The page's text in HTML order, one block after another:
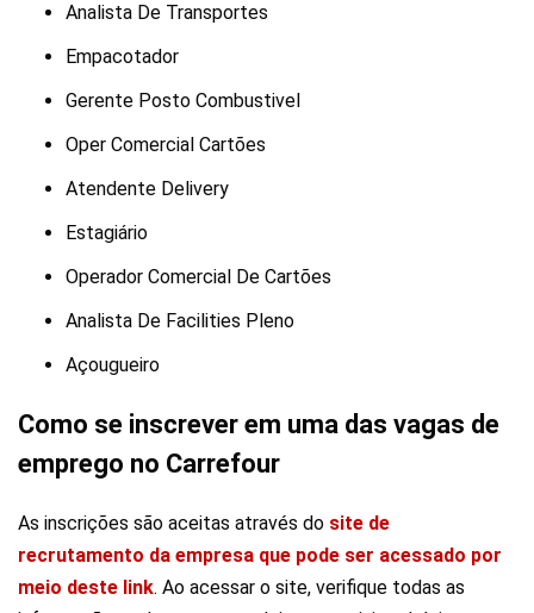
Analista De Transportes
Empacotador
Gerente Posto Combustivel
Oper Comercial Cartões
Atendente Delivery
Estagiário
Operador Comercial De Cartões
Analista De Facilities Pleno
Açougueiro
Como se inscrever em uma das vagas de
emprego no Carrefour
As inscrições são aceitas através do site de
recrutamento da empresa que pode ser acessado por
meio deste link. Ao acessar o site, verifique todas as